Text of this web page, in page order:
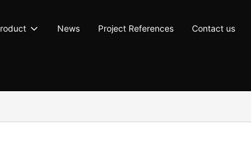
News Project References Contact us